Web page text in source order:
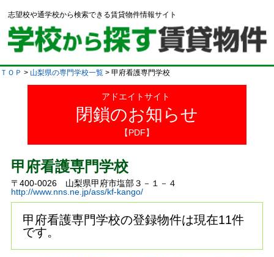
志望校や通学校から検索できる賃貸物件情報サイト
ＴＯＰ > 山梨県の専門学校一覧 > 甲府看護専門学校
アドエイトサイト
閉鎖のお知らせ
【PDF】
甲府看護専門学校
〒400-0026 山梨県甲府市塩部３－１－４
http://www.nns.ne.jp/ass/kf-kango/
甲府看護専門学校の登録物件は現在11件
です。